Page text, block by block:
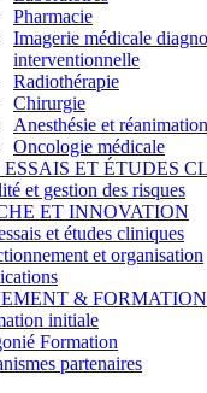
Pharmacie
Imagerie médicale
interventionnelle
Radiothérapie
Chirurgie
Anesthésie et réanimation
Oncologie médicale
ESSAIS ET ÉTUDES
et gestion des risques
ET INNOVATION
et études cliniques
et organisation
& FORMATION
initiale
Formation
partenaires